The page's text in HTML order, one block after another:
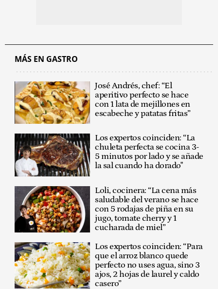
MÁS EN GASTRO
José Andrés, chef: “El
aperitivo perfecto se hace
con 1 lata de mejillones en
escabeche y patatas fritas”
Los expertos coinciden: “La
chuleta perfecta se cocina 3-
5 minutos por lado y se añade
la sal cuando ha dorado"
Loli, cocinera: “La cena más
saludable del verano se hace
con 5 rodajas de piña en su
jugo, tomate cherry y 1
cucharada de miel”
Los expertos coinciden: “Para
que el arroz blanco quede
perfecto no uses agua, sino 3
ajos, 2 hojas de laurel y caldo
casero”